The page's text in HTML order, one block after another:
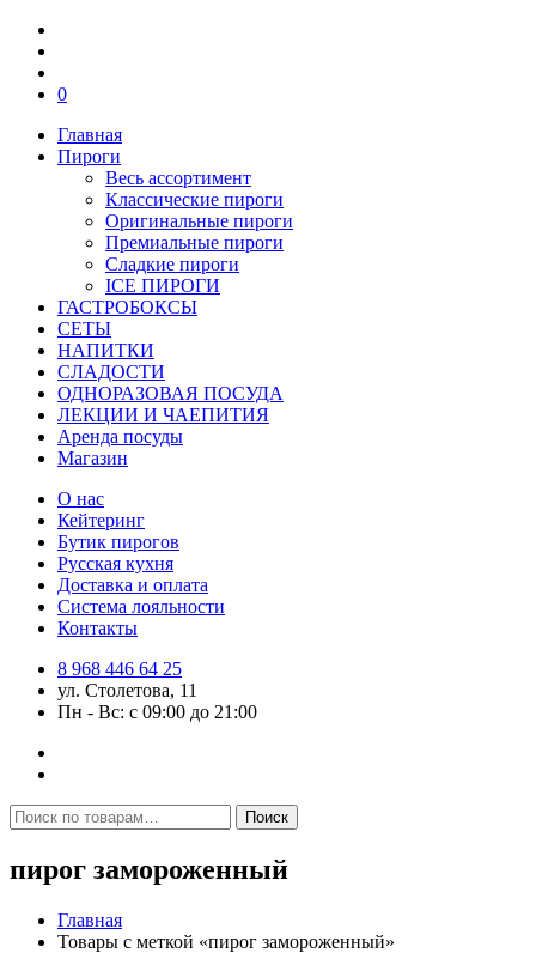
0
Главная
Пироги
Весь ассортимент
Классические пироги
Оригинальные пироги
Премиальные пироги
Сладкие пироги
ICE ПИРОГИ
ГАСТРОБОКСЫ
СЕТЫ
НАПИТКИ
СЛАДОСТИ
ОДНОРАЗОВАЯ ПОСУДА
ЛЕКЦИИ И ЧАЕПИТИЯ
Аренда посуды
Магазин
О нас
Кейтеринг
Бутик пирогов
Русская кухня
Доставка и оплата
Система лояльности
Контакты
8 968 446 64 25
ул. Столетова, 11
Пн - Вс: с 09:00 до 21:00
Искать: Поиск
пирог замороженный
Главная
Товары с меткой «пирог замороженный»